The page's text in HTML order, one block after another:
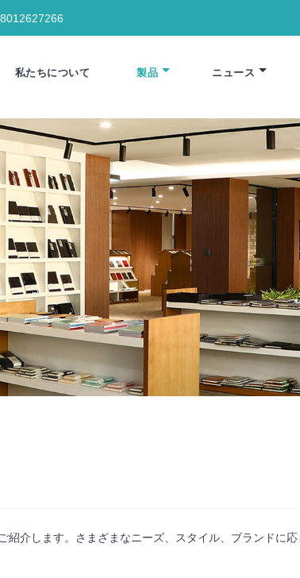
私たちについて 製品 ニュース
介します。さまざまなニーズ、スタイル、ブランドに応